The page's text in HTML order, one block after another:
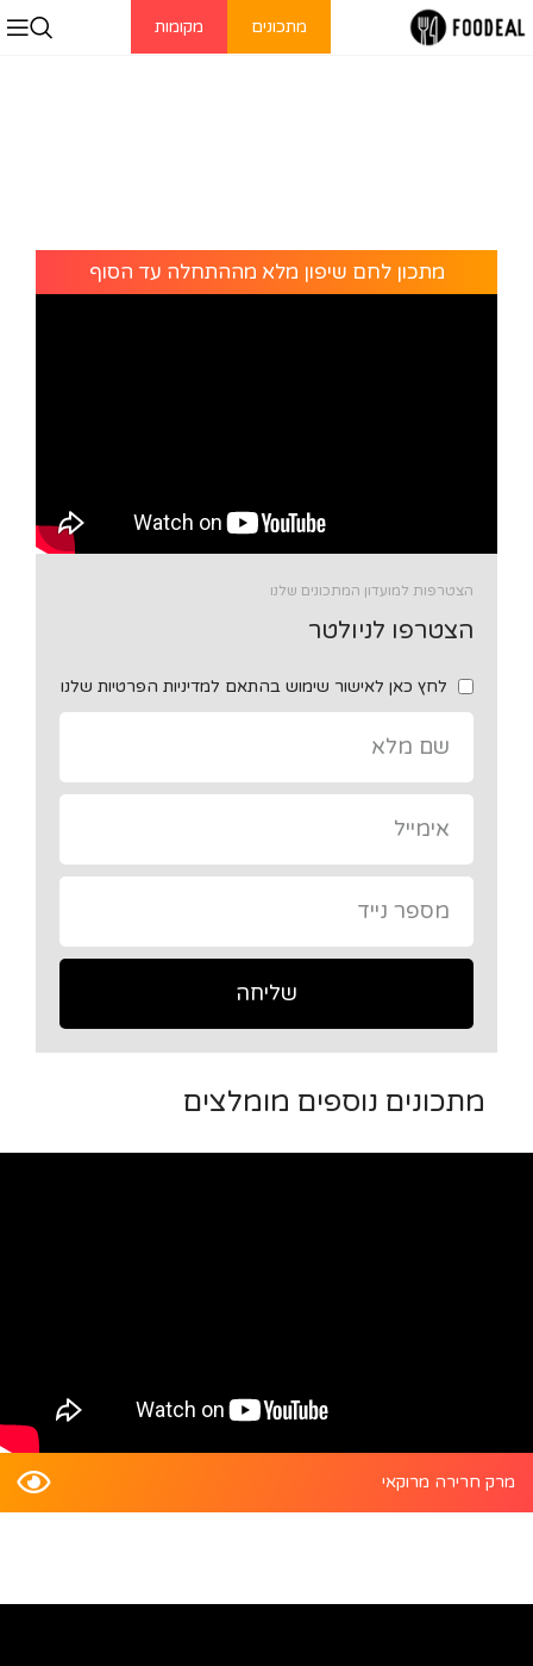
מתכונים מקומות
מתכון לחם שיפון מלא מההתחלה עד הסוף
הצטרפות למועדון המתכונים שלנו
הצטרפו לניולטר
לחץ כאן לאישור שימוש בהתאם למדיניות הפרטיות שלנו
שליחה
מתכונים נוספים מומלצים
מרק חרירה מרוקאי